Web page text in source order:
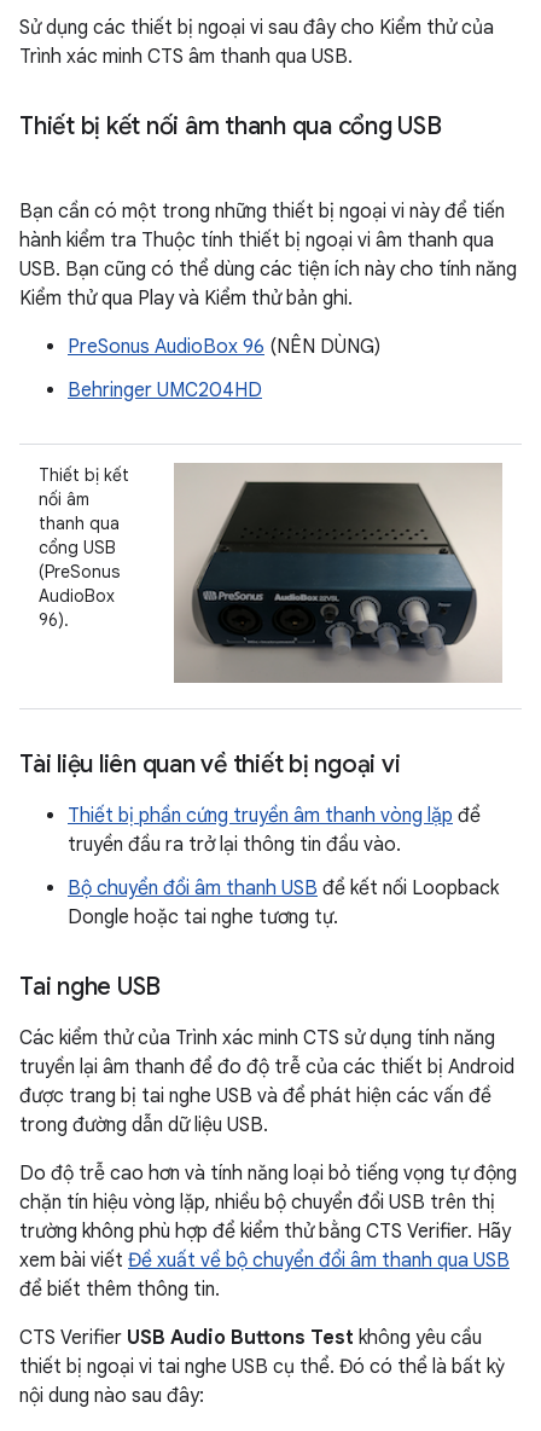
Sử dụng các thiết bị ngoại vi sau đây cho Kiểm thử của
Trình xác minh CTS âm thanh qua USB.
Thiết bị kết nối âm thanh qua cổng USB
Bạn cần có một trong những thiết bị ngoại vi này để tiến
hành kiểm tra Thuộc tính thiết bị ngoại vi âm thanh qua
USB. Bạn cũng có thể dùng các tiện ích này cho tính năng
Kiểm thử qua Play và Kiểm thử bản ghi.
PreSonus AudioBox 96 (NÊN DÙNG)
Behringer UMC204HD
Thiết bị kết
nối âm
thanh qua
cổng USB
(PreSonus
AudioBox
96).
Tài liệu liên quan về thiết bị ngoại vi
Thiết bị phần cứng truyền âm thanh vòng lặp để
truyền đầu ra trở lại thông tin đầu vào.
Bộ chuyển đổi âm thanh USB để kết nối Loopback
Dongle hoặc tai nghe tương tự.
Tai nghe USB
Các kiểm thử của Trình xác minh CTS sử dụng tính năng
truyền lại âm thanh để đo độ trễ của các thiết bị Android
được trang bị tai nghe USB và để phát hiện các vấn đề
trong đường dẫn dữ liệu USB.
Do độ trễ cao hơn và tính năng loại bỏ tiếng vọng tự động
chặn tín hiệu vòng lặp, nhiều bộ chuyển đổi USB trên thị
trường không phù hợp để kiểm thử bằng CTS Verifier. Hãy
xem bài viết Đề xuất về bộ chuyển đổi âm thanh qua USB
để biết thêm thông tin.
CTS Verifier USB Audio Buttons Test không yêu cầu
thiết bị ngoại vi tai nghe USB cụ thể. Đó có thể là bất kỳ
nội dung nào sau đây: